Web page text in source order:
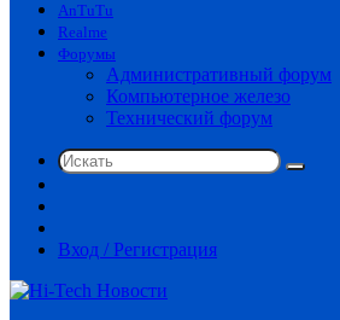
AnTuTu
Realme
Форумы
Административный форум
Компьютерное железо
Технический форум
Искать
статья
Вход / Регистрация